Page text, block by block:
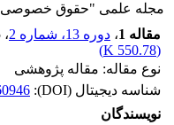
مجله علمی "حقوق
مقاله 1
، دوره 13، شماره 2 ، 1395
(
550.78 K
)
نوع مقاله: مقاله پژوهشی
شناسه دیجیتال (DOI):
نویسندگان